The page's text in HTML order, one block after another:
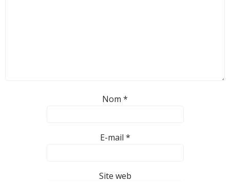
Nom *
E-mail *
Site web